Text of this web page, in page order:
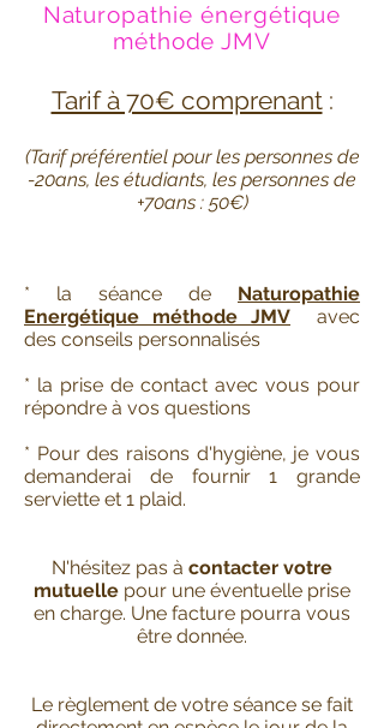
Naturopathie énergétique
méthode JMV
Tarif à 70€ comprenant:
(Tarif préférentiel pour les personnes de
-20ans, les étudiants, les personnes de
+70ans : 50€)
* la séance de Naturopathie
Energétique méthode JMV
avec
des conseils personnalisés
* la prise de contact avec vous pour
répondre à vos questions
* Pour des raisons d'hygiène, je vous
demanderai de fournir 1 grande
serviette et 1 plaid.
N'hésitez pas à contacter votre
mutuelle pour une éventuelle prise
en charge. Une facture pourra vous
être donnée.
Le règlement de votre séance se fait